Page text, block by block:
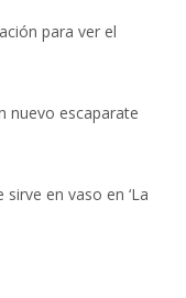
para ver el
nuevo escaparate
en vaso en ‘La